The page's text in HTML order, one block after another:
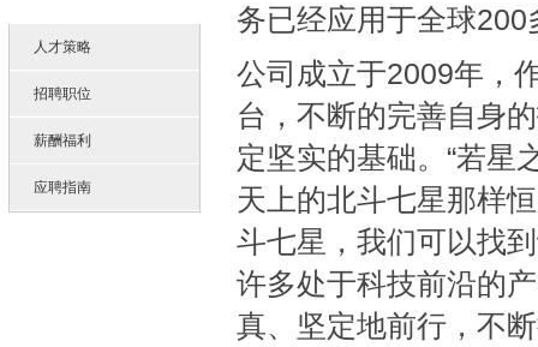
务已经应用于全球
公司成立于2009年，
台，不断的完善自身
定坚实的基础。“若星
天上的北斗七星那样
斗七星，我们可以找
许多处于科技前沿的
真、坚定地前行，不
人才策略
招聘职位
薪酬福利
应聘指南